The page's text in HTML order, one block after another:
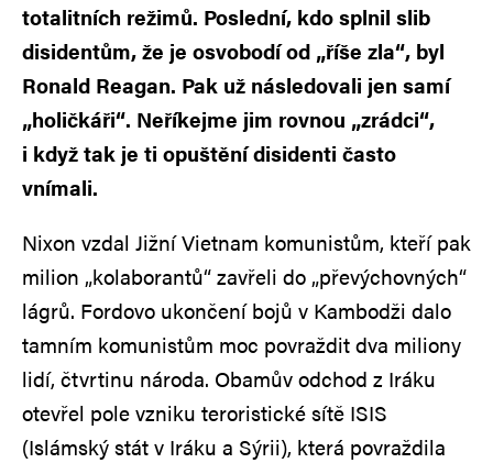
totalitních režimů. Poslední, kdo splnil slib
disidentům, že je osvobodí od „říše zla“, byl
Ronald Reagan. Pak už následovali jen samí
„holičkáři“. Neříkejme jim rovnou „zrádci“,
i když tak je ti opuštění disidenti často
vnímali.
Nixon vzdal Jižní Vietnam komunistům, kteří pak
milion „kolaborantů“ zavřeli do „převýchovných“
lágrů. Fordovo ukončení bojů v Kambodži dalo
tamním komunistům moc povraždit dva miliony
lidí, čtvrtinu národa. Obamův odchod z Iráku
otevřel pole vzniku teroristické sítě ISIS
(Islámský stát v Iráku a Sýrii), která povraždila